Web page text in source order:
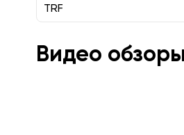
TRF
Видео